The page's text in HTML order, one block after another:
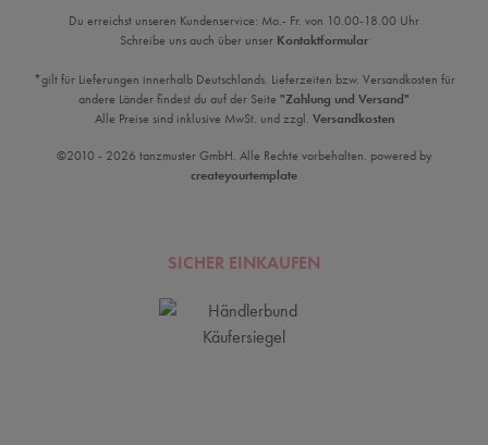
Du erreichst unseren Kundenservice: Mo.- Fr. von 10.00-18.00 Uhr
Schreibe uns auch über unser Kontaktformular
*gilt für Lieferungen innerhalb Deutschlands. Lieferzeiten bzw. Versandkosten für
andere Länder findest du auf der Seite "Zahlung und Versand"
Alle Preise sind inklusive MwSt. und zzgl. Versandkosten
©2010 - 2026 tanzmuster GmbH. Alle Rechte vorbehalten. powered by
createyourtemplate
SICHER EINKAUFEN